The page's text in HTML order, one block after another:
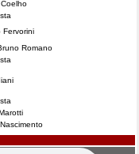
Fervorini
Romano